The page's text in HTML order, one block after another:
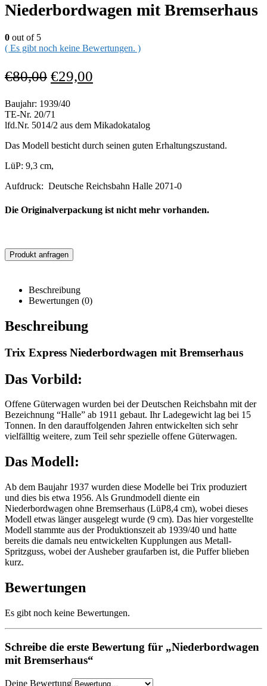
Niederbordwagen mit Bremserhaus
0 out of 5
( Es gibt noch keine Bewertungen. )
€80,00 €29,00
Baujahr: 1939/40
TE-Nr. 20/71
lfd.Nr. 5014/2 aus dem Mikadokatalog
Das Modell besticht durch seinen guten Erhaltungszustand.
LüP: 9,3 cm,
Aufdruck: Deutsche Reichsbahn Halle 2071-0
Die Originalverpackung ist nicht mehr vorhanden.
Produkt anfragen
Beschreibung
Bewertungen (0)
Beschreibung
Trix Express Niederbordwagen mit Bremserhaus
Das Vorbild:
Offene Güterwagen wurden bei der Deutschen Reichsbahn mit der
Bezeichnung “Halle” ab 1911 gebaut. Ihr Ladegewicht lag bei 15
Tonnen. In den darauffolgenden Jahren entwickelten sich sehr
vielfälltig weitere, zum Teil sehr spezielle offene Güterwagen.
Das Modell:
Ab dem Baujahr 1937 wurden diese Modelle bei Trix produziert
und dies bis etwa 1956. Als Grundmodell diente ein
Niederbordwagen ohne Bremserhaus (LüP8,4 cm), wobei dieses
Modell etwas länger ausgelegt wurde (9 cm). Das hier vorgestellte
Modell stammte aus der Produktionszeit ab 1939/40 und hatte
bereits die damals neu entwickelten Kupplungen aus Metall-
Spritzguss, wobei der Ausheber graufarben ist, die Puffer blieben
kurz.
Bewertungen
Es gibt noch keine Bewertungen.
Schreibe die erste Bewertung für „Niederbordwagen
mit Bremserhaus“
Deine Bewertung